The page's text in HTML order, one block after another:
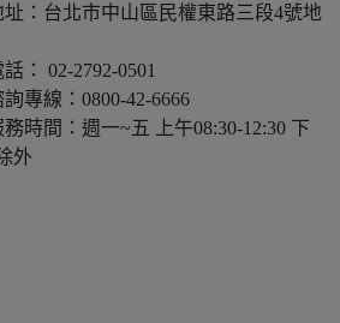
：台北市中山區民權東路三段4號地
： 02-2792-0501
專線：0800-42-6666
時間：週一~五 上午08:30-12:30 下
外